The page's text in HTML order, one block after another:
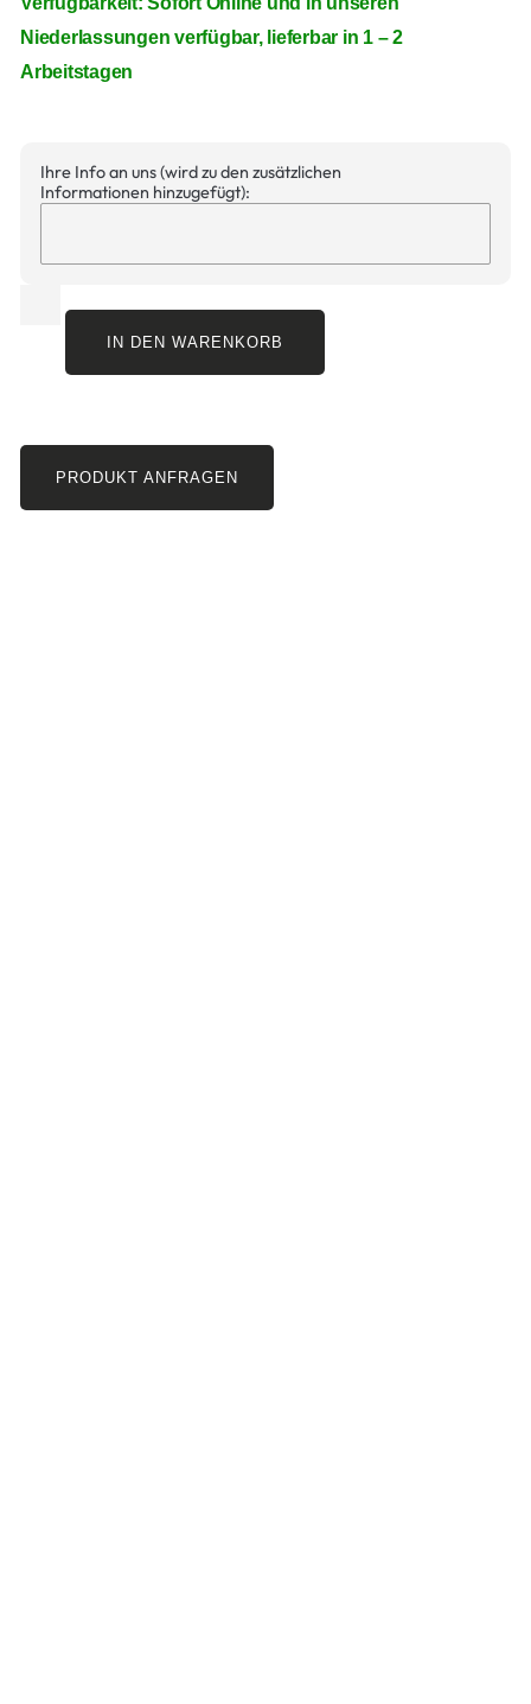
Niederlassungen verfügbar, lieferbar in 1 – 2
Arbeitstagen
Ihre Info an uns (wird zu den zusätzlichen
Informationen hinzugefügt):
IN DEN WARENKORB
PRODUKT ANFRAGEN